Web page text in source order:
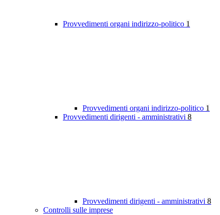
Provvedimenti organi indirizzo-politico 1
Provvedimenti organi indirizzo-politico 1
Provvedimenti dirigenti - amministrativi 8
Provvedimenti dirigenti - amministrativi 8
Controlli sulle imprese